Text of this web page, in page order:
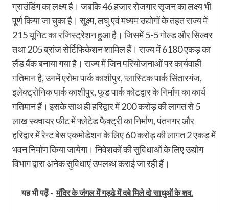
ग्राउंडिंग का लक्ष्य है। जबकि 46 हजार रोजगार सृजन का लक्ष्य भी
पूर्ण किया जा चुका है। सूक्ष्म, लघु एवं मध्यम उद्योगों के तहत राज्य में
215 यूनिट का रजिस्ट्रेशन हुआ है। जिसमें 5-5 गोल्ड और सिल्वर
तथा 205 ब्रांज सेर्टिफिकेशन शामिल हैं। राज्य में 6180 एकड़ का
लैंड बैंक बनाया गया है। राज्य में जिन परियोजनाओं पर कार्यवाही
गतिमान है, उनमें एरोमा पार्क काशीपुर, प्लास्टिक पार्क सिंतारगंज,
इलेक्ट्रोनिक पार्क काशीपुर, फूड पार्क कोटद्वार के निर्माण का कार्य
गतिमान हैं। इसके साथ ही हरिद्वार में 200 करोड़ की लागत से 5
लाख स्क्वायर फीट में फ्लेटेड फैक्ट्री का निर्माण, पंतनगर और
हरिद्वार में रेन्ट बेस एकमोडेशन के लिए 60 करोड़ की लागत 2 एकड़ में
भवन निर्माण किया जायेगा। निवेशकों की सुविधाओं के लिए उद्योग
विभाग द्वारा अनेक सुविधाएं उपलब्ध कराई जा रही हैं।
यह भी पढ़ें - मंदिर के जंगल में गड्ढे में दबे मिले दो साधुओं के शव.